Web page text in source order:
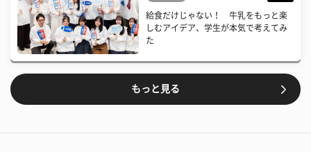
給食だけじゃない！ 牛乳をもっと楽
しむアイデア、学生が本気で考えてみ
た
もっと見る